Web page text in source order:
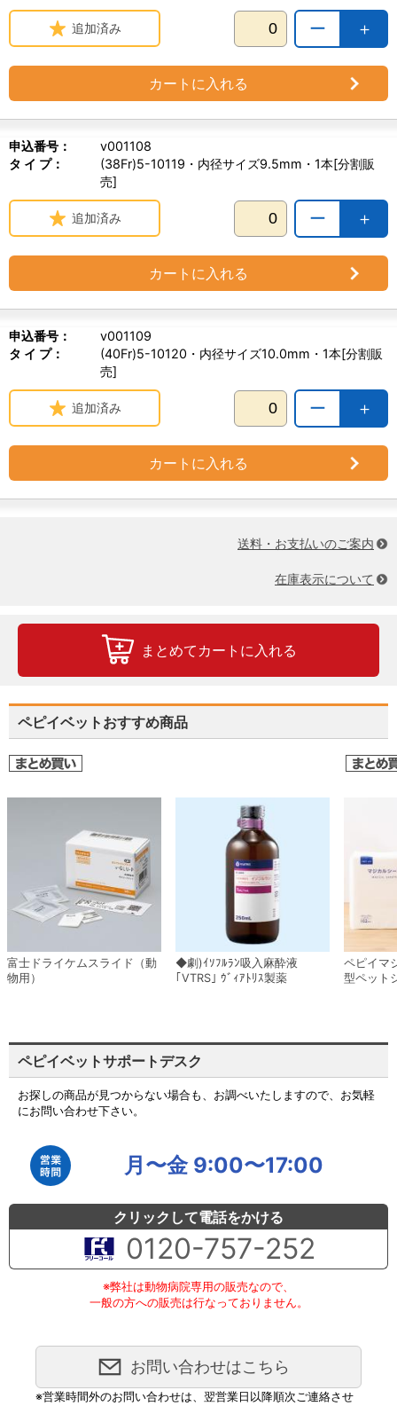
＋
ー
追加済み
カートに入れる
申込番号：
v001108
タ イ プ：
(38Fr)5-10119・内径サイズ9.5mm・1本[分割販
売]
＋
ー
追加済み
カートに入れる
申込番号：
v001109
タ イ プ：
(40Fr)5-10120・内径サイズ10.0mm・1本[分割販
売]
＋
ー
追加済み
カートに入れる
送料・お支払いのご案内
在庫表示について
まとめてカートに入れる
ペピイベットおすすめ商品
富士ドライケムスライド（動
物用）
◆劇)ｲｿﾌﾙﾗﾝ吸入麻酔液
｢VTRS｣ ｳﾞｨｱﾄﾘｽ製薬
ペピイマ
型ペット
ペピイベットサポートデスク
お探しの商品が見つからない場合も、お調べいたしますので、お気軽
にお問い合わせ下さい。
月〜金 9:00〜17:00
クリックして電話をかける
0120-757-252
※弊社は動物病院専用の販売なので、
一般の方への販売は行なっておりません。
お問い合わせはこちら
※営業時間外のお問い合わせは、翌営業日以降順次ご連絡させ